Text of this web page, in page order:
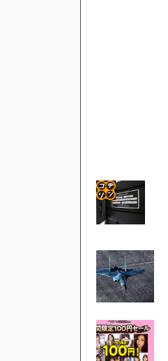
コテ
- 固
定リ
ンク
更新
ツー